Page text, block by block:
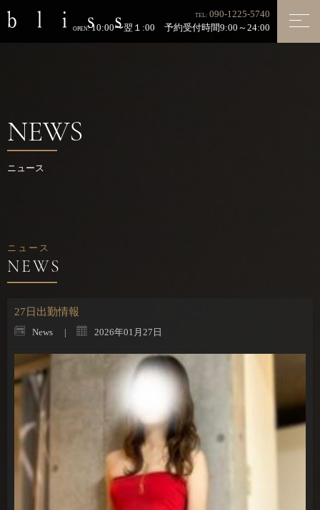
TEL: 090-1225-5740
OPEN:10:00〜翌１:00 予約受付時間9:00～24:00
NEWS
ニュース
ニュース
27日出勤情報
News 2026年01月27日